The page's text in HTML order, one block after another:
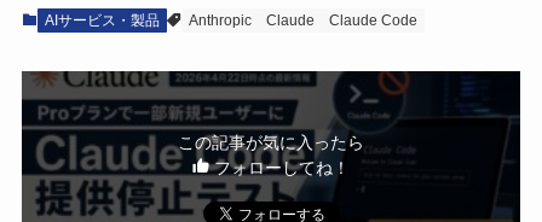
AIサービス・製品 Anthropic Claude Claude Code
この記事が気に入ったら
フォローしてね！